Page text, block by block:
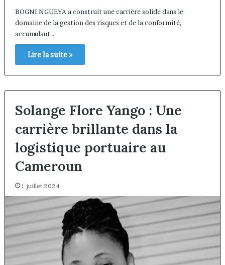
BOGNI NGUEYA a construit une carrière solide dans le
domaine de la gestion des risques et de la conformité,
accumulant…
Lire la suite »
Solange Flore Yango : Une
carrière brillante dans la
logistique portuaire au
Cameroun
1 juillet 2024